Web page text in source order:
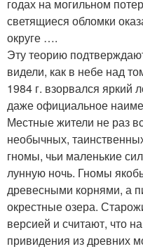
годах на могильном
светящиеся обломки
округе ….
Эту теорию
видели, как в небе над
1984 г. взорвался яркий
даже официальное
Местные жители не раз
необычных,
гномы, чьи маленькие
лунную ночь. Гномы
древесными корнями, а
окрестные озера.
версией и считают, что
привидения из древних